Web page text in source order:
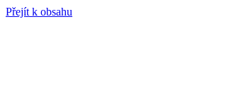
Přejít k obsahu